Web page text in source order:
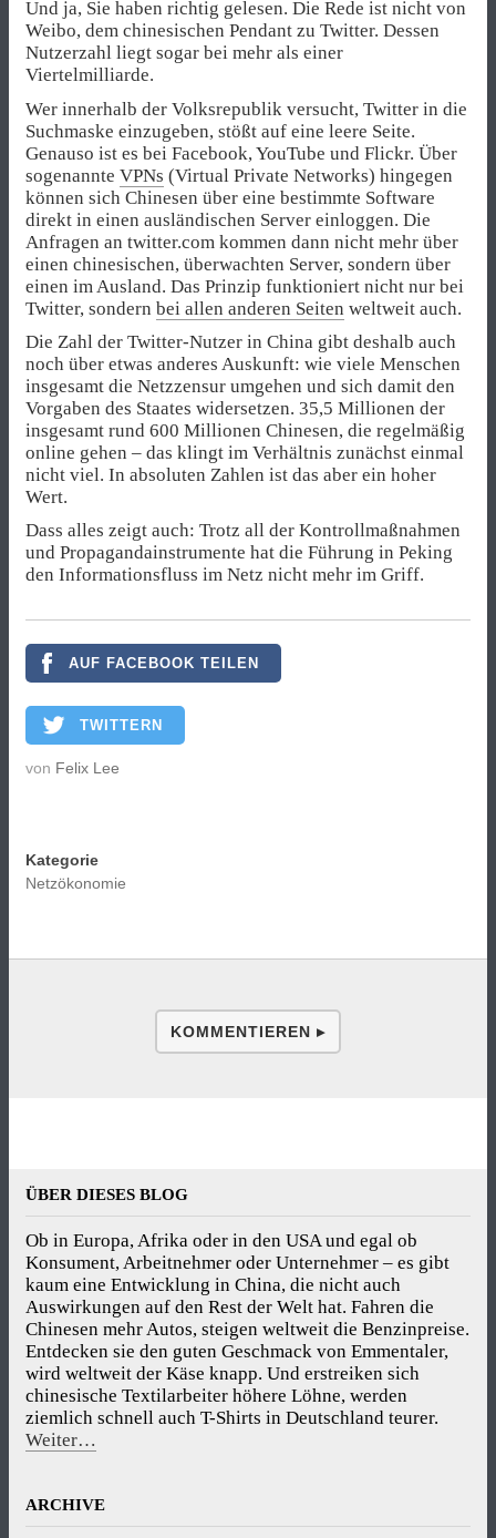
Und ja, Sie haben richtig gelesen. Die Rede ist nicht von
Weibo, dem chinesischen Pendant zu Twitter. Dessen
Nutzerzahl liegt sogar bei mehr als einer
Viertelmilliarde.
Wer innerhalb der Volksrepublik versucht, Twitter in die
Suchmaske einzugeben, stößt auf eine leere Seite.
Genauso ist es bei Facebook, YouTube und Flickr. Über
sogenannte VPNs (Virtual Private Networks) hingegen
können sich Chinesen über eine bestimmte Software
direkt in einen ausländischen Server einloggen. Die
Anfragen an twitter.com kommen dann nicht mehr über
einen chinesischen, überwachten Server, sondern über
einen im Ausland. Das Prinzip funktioniert nicht nur bei
Twitter, sondern bei allen anderen Seiten weltweit auch.
Die Zahl der Twitter-Nutzer in China gibt deshalb auch
noch über etwas anderes Auskunft: wie viele Menschen
insgesamt die Netzzensur umgehen und sich damit den
Vorgaben des Staates widersetzen. 35,5 Millionen der
insgesamt rund 600 Millionen Chinesen, die regelmäßig
online gehen – das klingt im Verhältnis zunächst einmal
nicht viel. In absoluten Zahlen ist das aber ein hoher
Wert.
Dass alles zeigt auch: Trotz all der Kontrollmaßnahmen
und Propagandainstrumente hat die Führung in Peking
den Informationsfluss im Netz nicht mehr im Griff.
AUF FACEBOOK TEILEN
TWITTERN
von Felix Lee
Kategorie
Netzökonomie
KOMMENTIEREN ▸
ÜBER DIESES BLOG
Ob in Europa, Afrika oder in den USA und egal ob
Konsument, Arbeitnehmer oder Unternehmer – es gibt
kaum eine Entwicklung in China, die nicht auch
Auswirkungen auf den Rest der Welt hat. Fahren die
Chinesen mehr Autos, steigen weltweit die Benzinpreise.
Entdecken sie den guten Geschmack von Emmentaler,
wird weltweit der Käse knapp. Und erstreiken sich
chinesische Textilarbeiter höhere Löhne, werden
ziemlich schnell auch T-Shirts in Deutschland teurer.
Weiter…
ARCHIVE